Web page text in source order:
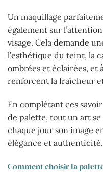
Un maquillage
également sur
visage. Cela demande
l’esthétique du teint, la
ombrées et éclairées, et
renforcent la fraîcheur
En complétant ces
de palette, tout un art
chaque jour son image
élégance et authenticité.
Comment choisir la